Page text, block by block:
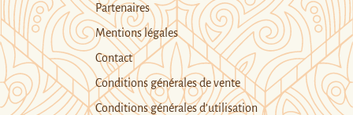
Partenaires
Mentions légales
Contact
Conditions générales de vente
Conditions générales d’utilisation